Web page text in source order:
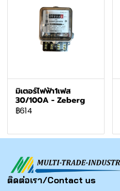
มิเตอร์ไฟฟ้า1เฟส
30/100A - Zeberg
฿614
ติดต่อเรา/Contact us